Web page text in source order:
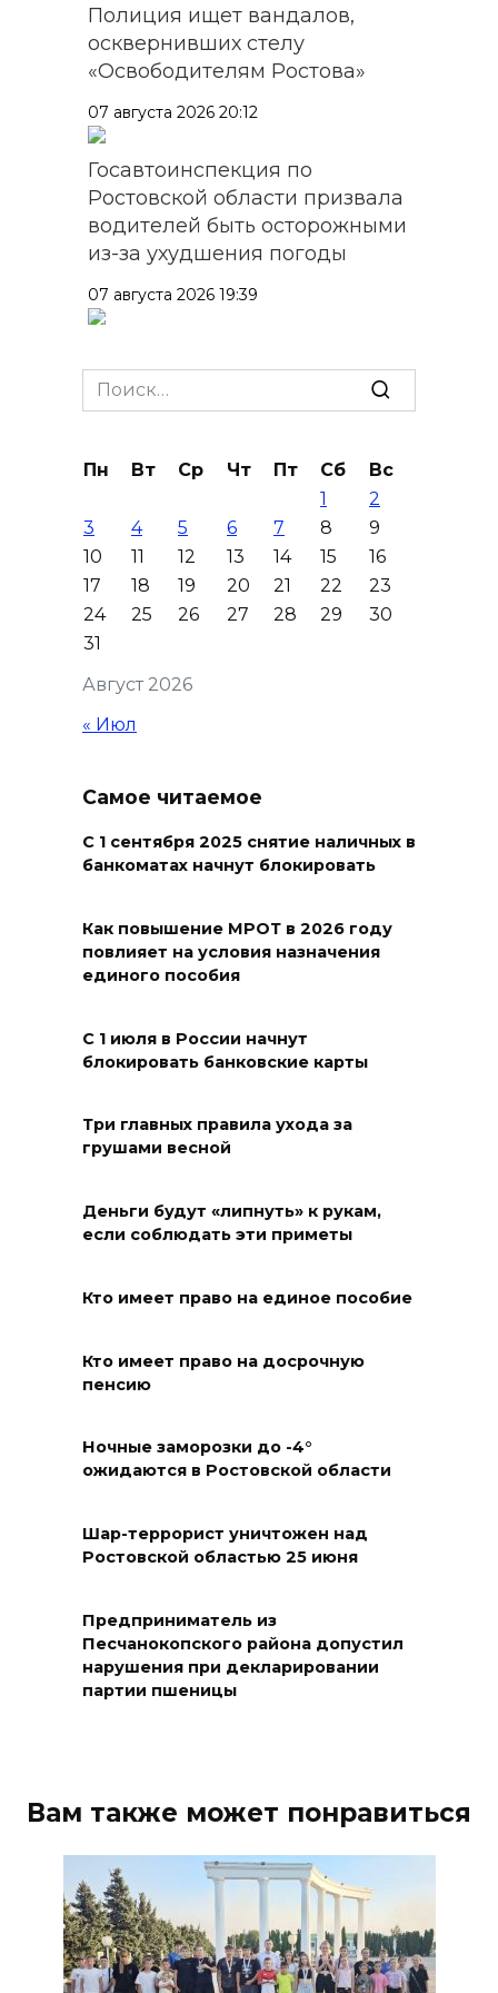
Полиция ищет вандалов,
осквернивших стелу
«Освободителям Ростова»
07 августа 2026 20:12
Госавтоинспекция по
Ростовской области призвала
водителей быть осторожными
из-за ухудшения погоды
07 августа 2026 19:39
и турниры: как в Ростове
отметят День физкультурника
В Таганроге из-за аварии
отключили свет на четырех
улицах
07 августа 2026 18:42
2000 жителей бесплатно
осваивают новые профессии
тысяч детей: в Ростовской
области продолжается
07 августа 2026 18:30
07 августа 2026 18:28
«Метеор» «Андрей Байков»
Меры поддержки после ЧС
взаимодействие участников
избирательного процесса в
07 августа 2026 17:14
Емельяновых на Большой
Садовой, 94, обследуют
07 августа 2026 17:03
Бетон и влага: эксперт ЮФУ
07 августа 2026 16:30
ВСЕ КАК ЕСТЬ. Исчезающая
Украина. Страна вдов и
сирот...
07 августа 2026 16:11
Search
for:
Август 2026
Пн Вт Ср Чт Пт Сб
Вс
1
2
3
4 5 6 7 8
9
10
11 12 13 14 15
16
17
18 19 20 21 22
23
24
25 26 27 28 29
30
31
« Июл
Самое читаемое
С 1 сентября 2025 снятие наличных в
банкоматах начнут блокировать
Как повышение МРОТ в 2026 году
повлияет на условия назначения
единого пособия
С 1 июля в России начнут
блокировать банковские карты
Три главных правила ухода за
грушами весной
Деньги будут «липнуть» к рукам,
если соблюдать эти приметы
Кто имеет право на единое пособие
Кто имеет право на досрочную
пенсию
Ночные заморозки до -4°
ожидаются в Ростовской области
Шар-террорист уничтожен над
Ростовской областью 25 июня
Предприниматель из
Песчанокопского района допустил
нарушения при декларировании
партии пшеницы
Вам также может понравиться